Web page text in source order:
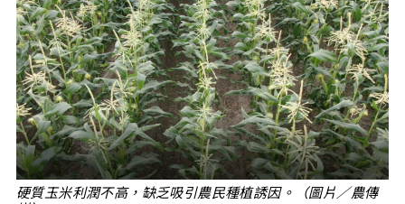
硬質玉米利潤不高，缺乏吸引農民種植誘因。（圖片／農傳